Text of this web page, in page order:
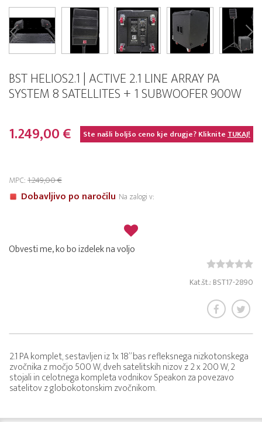
BST HELIOS2.1 | ACTIVE 2.1 LINE ARRAY PA
SYSTEM 8 SATELLITES + 1 SUBWOOFER 900W
1.249,00 € Ste našli boljšo ceno kje drugje? KlikniteTUKAJ!
MPC:1.249,00 €
Dobavljivo po naročilu Na zalogi v:
Obvesti me, ko bo izdelek na voljo
Kat.št.: BST17-2890
2.1 PA komplet, sestavljen iz 1x 18” bas refleksnega nizkotonskega
zvočnika z močjo 500 W, dveh satelitskih nizov z 2 x 200 W, 2
stojali in celotnega kompleta vodnikov Speakon za povezavo
satelitov z globokotonskim zvočnikom.